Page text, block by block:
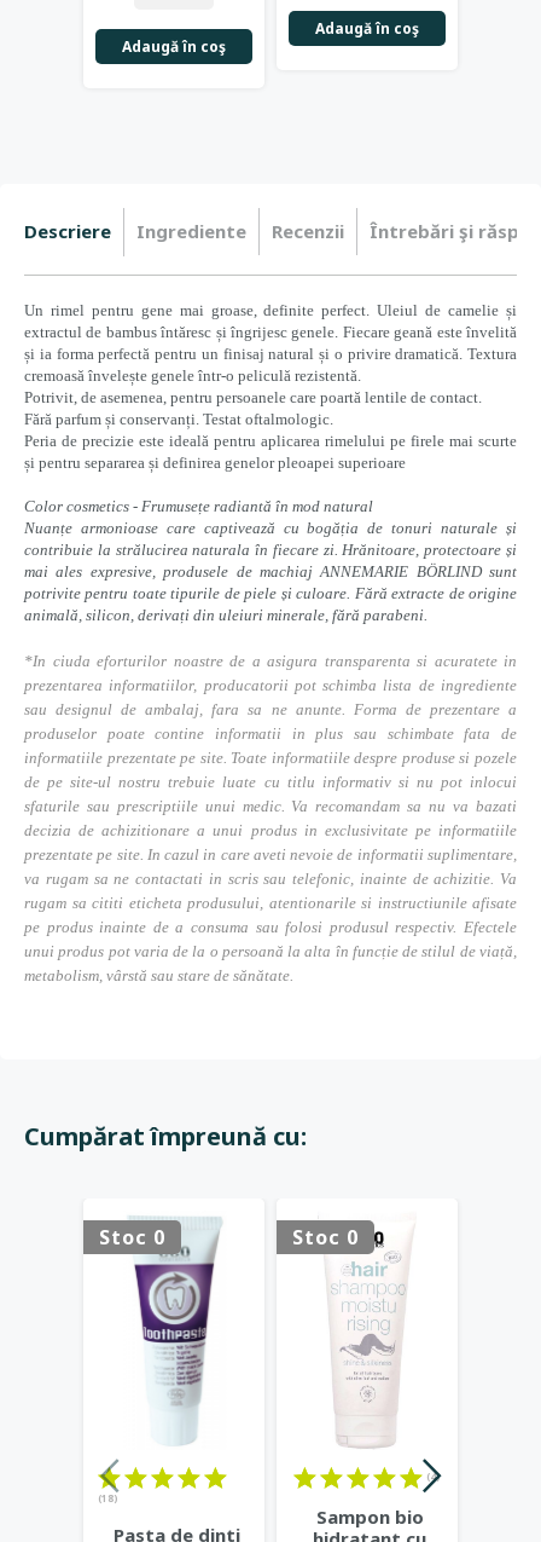
Adaugă în coş
Adaugă în coş
Descriere Ingrediente Recenzii Întrebări şi
Un rimel pentru gene mai groase, definite perfect. Uleiul de camelie și
extractul de bambus întăresc și îngrijesc genele. Fiecare geană este învelită
și ia forma perfectă pentru un finisaj natural și o privire dramatică. Textura
cremoasă învelește genele într-o peliculă rezistentă.
Potrivit, de asemenea, pentru persoanele care poartă lentile de contact.
Fără parfum și conservanți. Testat oftalmologic.
Peria de precizie este ideală pentru aplicarea rimelului pe firele mai scurte
și pentru separarea și definirea genelor pleoapei superioare
Color cosmetics - Frumusețe radiantă în mod natural
Nuanțe armonioase care captivează cu bogăția de tonuri naturale și
contribuie la strălucirea naturala în fiecare zi. Hrănitoare, protectoare și
mai ales expresive, produsele de machiaj ANNEMARIE BÖRLIND sunt
potrivite pentru toate tipurile de piele și culoare. Fără extracte de origine
animală, silicon, derivați din uleiuri minerale, fără parabeni.
*In ciuda eforturilor noastre de a asigura transparenta si acuratete in
prezentarea informatiilor, producatorii pot schimba lista de ingrediente
sau designul de ambalaj, fara sa ne anunte. Forma de prezentare a
produselor poate contine informatii in plus sau schimbate fata de
informatiile prezentate pe site. Toate informatiile despre produse si pozele
de pe site-ul nostru trebuie luate cu titlu informativ si nu pot inlocui
sfaturile sau prescriptiile unui medic. Va recomandam sa nu va bazati
decizia de achizitionare a unui produs in exclusivitate pe informatiile
prezentate pe site. In cazul in care aveti nevoie de informatii suplimentare,
va rugam sa ne contactati in scris sau telefonic, inainte de achizitie. Va
rugam sa cititi eticheta produsului, atentionarile si instructiunile afisate
pe produs inainte de a consuma sau folosi produsul respectiv. Efectele
unui produs pot varia de la o persoană la alta în funcție de stilul de viață,
metabolism, vârstă sau stare de sănătate.
Cumpărat împreună cu:
Stoc 0
(18)
Pasta de dinti
Stoc 0
(4)
Sampon bio